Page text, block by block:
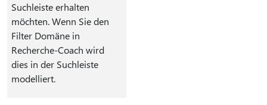
Suchleiste erhalten
möchten. Wenn Sie den
Filter Domäne in
Recherche-Coach wird
dies in der Suchleiste
modelliert.